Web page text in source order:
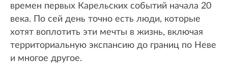
времен первых Карельских событий начала 20
века. По сей день точно есть люди, которые
хотят воплотить эти мечты в жизнь, включая
территориальную экспансию до границ по Неве
и многое другое.